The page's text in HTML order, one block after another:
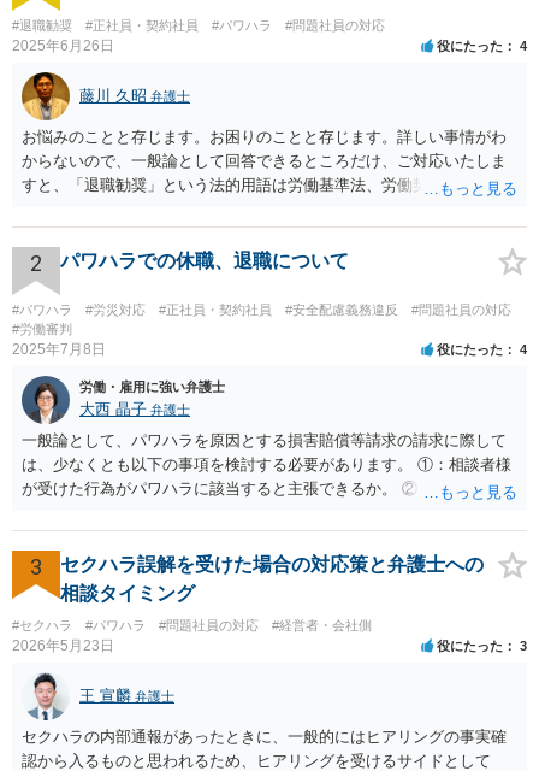
#退職勧奨 #正社員・契約社員 #パワハラ #問題社員の対応
2025年6月26日 役にたった 4
藤川 久昭 弁護士
お悩みのことと存じます。お困りのことと存じます。詳しい事情がわ
からないので、一般論として回答できるところだけ、ご対応いたしま
すと、「退職勧奨」という法的用語は労働基準法、労働契約法上は存
職を求めただけではなく、本人が退職を明確に拒否しているにもかか
わらず、その後でも執拗に退職を強く求めることです。 職場のパワー
ハラスメントとは、同じ職場で働く者に対し、職務上の地位や人間関
係などの職場内の優位性を背景に、業務の適正な範囲を超えて、精神
的・身体的苦痛を与える又は職場環境を悪化させる行為をいいます。
パワハラの事案は、証拠などをもとにしながら、直接具体的なお話を
お伺いして、法的に正確に分析する必要があります。本件の言動が、
これらに該当するかどうか、証拠に基づいて、子細な分析と慎重な対
応が必要です。客観的証拠が不可欠です。 法的に正確に分析されたい
場合には、労務管理と労働法に精通し、上記に関連した法理等にも通
じた弁護士等に相談し、証拠をもとにしながら具体的な話をなさった
上で、今後の対応を検討するべきです。良い解決になりますよう祈念
2 パワハラでの休職、退職について
#パワハラ #労災対応 #正社員・契約社員 #安全配慮義務違反
#問題社員の対応
#労働審判
2025年7月8日 役にたった 4
労働・雇用に強い弁護士
大西 晶子 弁護士
一般論として、パワハラを原因とする損害賠償等請求の請求に際して
は、少なくとも以下の事項を検討する必要があります。 ①：相談者様
が受けた行為がパワハラに該当すると主張できるか。 ②：会社が、当
と主張できるか。 ③：当該パワハラ行為のせいで相談者様が適応障害
を患ったと主張できるか。 ④：①②③の主張を裏付ける証拠がどの程
度充実しているか。 ⑤：未払残業代等、会社に対して他に請求できそ
うなものはあるか。 ①～③により、パワハラ行為をした本人/会社の両
方に対して損害賠償等を請求できるか否かが変わってきます。 ④によ
り、交渉のみで妥協べきか、訴訟も見据えて徹底的に責任追求できそ
うかを検討することになります。 また、会社に対して他に請求できそ
うなものがあれば（⑤）、パワハラの証拠が多少不足していたとして
も、併せて請求することによって、解決金の増額事由として扱うこと
を検討する余地があります。 具体的なご事情が分からないため、抽象
3
セクハラ誤解を受けた場合の対応策と弁護士への
相談タイミング
#セクハラ #パワハラ #問題社員の対応 #経営者・会社側
2026年5月23日 役にたった 3
王 宣麟 弁護士
セクハラの内部通報があったときに、一般的にはヒアリングの事実確
認から入るものと思われるため、ヒアリングを受けるサイドとして